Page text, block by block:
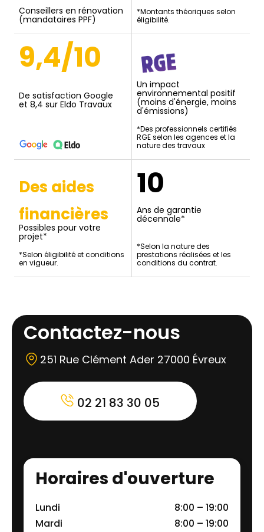
Conseillers en rénovation
(mandataires PPF)
*Montants théoriques selon
éligibilité.
9,4/10
De satisfaction Google
et 8,4 sur Eldo Travaux
Un impact
environnemental positif
(moins d'énergie, moins
d'émissions)
*Des professionnels certifiés
RGE selon les agences et la
nature des travaux
Des aides
financières
Possibles pour votre
projet*
*Selon éligibilité et conditions
en vigueur.
10
Ans de garantie
décennale*
*Selon la nature des
prestations réalisées et les
conditions du contrat.
Contactez-nous
251 Rue Clément Ader 27000 Évreux
02 21 83 30 05
Horaires d'ouverture
Lundi
8:00 – 19:00
Mardi
8:00 – 19:00